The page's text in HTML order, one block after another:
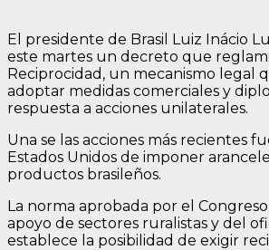
El presidente de Brasil Luiz Inácio
este martes un decreto que
Reciprocidad, un mecanismo legal
adoptar medidas comerciales y
respuesta a acciones unilaterales.
Una se las acciones más recientes
Estados Unidos de imponer
productos brasileños.
La norma aprobada por el
apoyo de sectores ruralistas y del
establece la posibilidad de exigir